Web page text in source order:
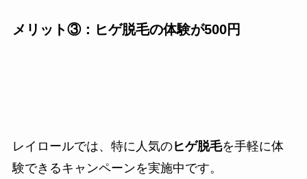
メリット③：ヒゲ脱毛の体験が500円
レイロールでは、特に人気のヒゲ脱毛を手軽に体
験できるキャンペーンを実施中です。